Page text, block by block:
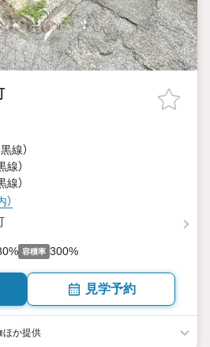
線）
線）
線）
容積率 300%
見学予約
ほか提供